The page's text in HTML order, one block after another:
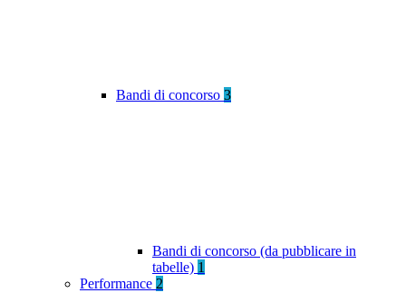
Bandi di concorso 3
Bandi di concorso (da pubblicare in
tabelle) 1
Performance 2